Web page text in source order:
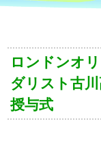
ロンドンオ
ダリスト古
授与式